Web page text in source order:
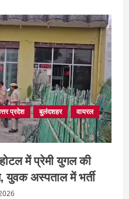
प्रदेश बुलंदशहर
वायरल
में प्रेमी युगल की
युवक अस्पताल में भर्ती